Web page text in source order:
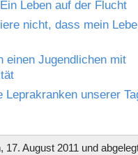
Leben auf der Flucht
nicht, dass mein
einen Jugendlichen mit
Leprakranken unserer
August 2011 und